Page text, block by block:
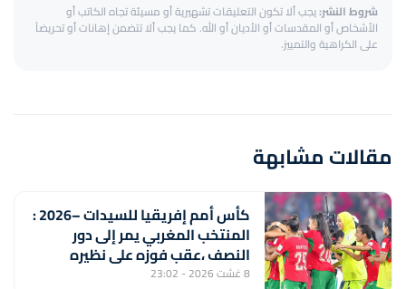
شروط النشر:يجب ألا تكون التعليقات تشهيرية أو مسيئة تجاه الكاتب أو
الأشخاص أو المقدسات أو الأديان أو الله. كما يجب ألا تتضمن إهانات أو تحريضاً
على الكراهية والتمييز.
مقالات مشابهة
كأس أمم إفريقيا للسيدات –2026 :
المنتخب المغربي يمر إلى دور
النصف ،عقب فوزه على نظيره
8 غشت 2026 - 23:02